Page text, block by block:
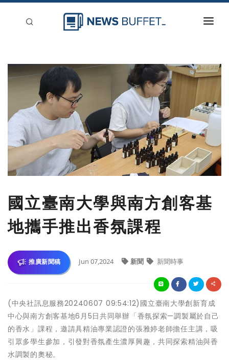
新聞稿分類
登入
刊登
國立臺南大學與南方創客基
地攜手推出香氛課程
推廣新聞稿 Jun 07,2024 新聞 新聞時事
(中央社訊息服務20240607 09:54:12)國立臺南大學創新育成
中心與南方創客基地6月5日共同舉辦「香氛探索—調製屬於自己
的香水」課程，邀請具精油專業認證的張雅婷老師擔任主講，吸
引眾多學生參加，引發對香氛產生濃厚興趣，共同探索精油與香
水調製的奧秘。